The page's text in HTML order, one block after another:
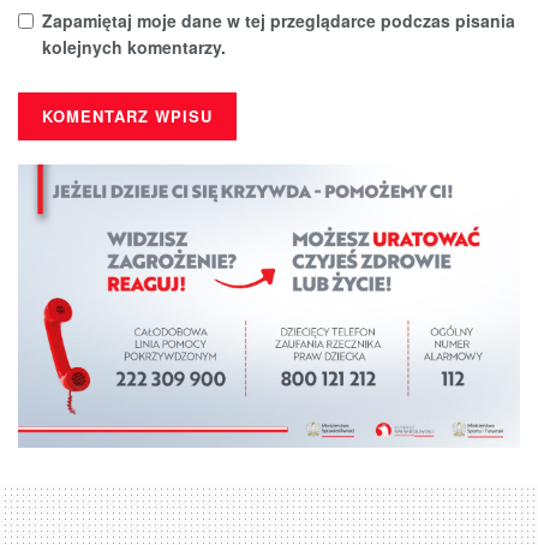
Zapamiętaj moje dane w tej przeglądarce podczas pisania
kolejnych komentarzy.